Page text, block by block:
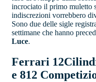
incrociato il primo muletto
indiscrezioni vorrebbero
Sono due delle sigle
settimane che hanno
Luce.
Ferrari
e 812